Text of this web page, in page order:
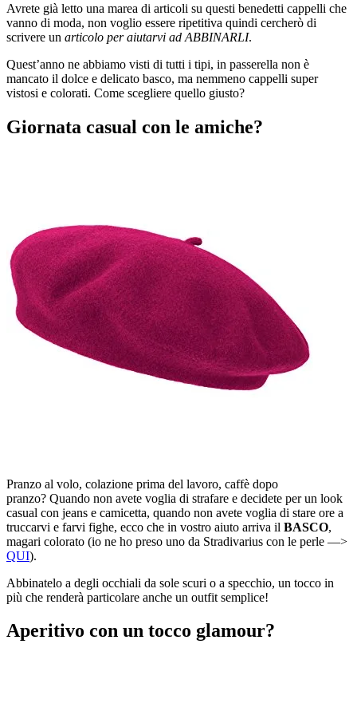
Avrete già letto una marea di articoli su questi benedetti cappelli che
vanno di moda, non voglio essere ripetitiva quindi cercherò di
scrivere un articolo per aiutarvi ad ABBINARLI.
Quest’anno ne abbiamo visti di tutti i tipi, in passerella non è
mancato il dolce e delicato basco, ma nemmeno cappelli super
vistosi e colorati. Come scegliere quello giusto?
Giornata casual con le amiche?
Pranzo al volo, colazione prima del lavoro, caffè dopo
pranzo? Quando non avete voglia di strafare e decidete per un look
casual con jeans e camicetta, quando non avete voglia di stare ore a
truccarvi e farvi fighe, ecco che in vostro aiuto arriva il BASCO,
magari colorato (io ne ho preso uno da Stradivarius con le perle —>
QUI).
Abbinatelo a degli occhiali da sole scuri o a specchio, un tocco in
più che renderà particolare anche un outfit semplice!
Aperitivo con un tocco glamour?